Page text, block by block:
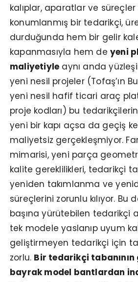
kalıplar, aparatlar ve
konumlanmış bir tedarikçi,
durduğunda hem bir gelir
kapanmasıyla hem de yeni
maliyetiyle aynı anda
yeni nesil projeler (Tofaş’ın
yeni nesil hafif ticari araç
proje kodları) bu
yeni bir kapı açsa da geçiş
maliyetsiz gerçekleşmiyor.
mimarisi, yeni parça
kalite gereklilikleri, tedarikçi
yeniden takımlanma ve
süreçlerini zorunlu kılıyor. Bu
başına yürütebilen tedarikçi
tek modele yaslanıp uyum
geliştirmeyen tedarikçi için
zorlu. Bir tedarikçi tabanının
bayrak model bantlardan